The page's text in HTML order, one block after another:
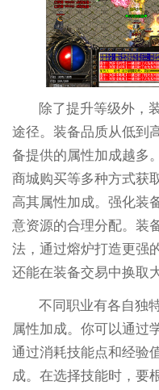
除了提升等级外，
途径。装备品质从低到
备提供的属性加成越多
商城购买等多种方式获
高其属性加成。强化装
意资源的合理分配。装
法，通过熔炉打造更强
还能在装备交易中换取
不同职业有各自独
属性加成。你可以通过
通过消耗技能点和经验
成。在选择技能时，要